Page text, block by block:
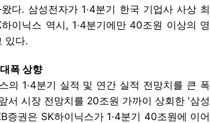
다. 삼성전자가 1·4분기 한국 기업사 사상 최
이닉스 역시, 1·4분기에만 40조원 이상의 영
있다.
폭 상향
의 1·4분기 실적 및 연간 실적 전망치를 큰 폭
서 시장 전망치를 20조원 가까이 상회한 '삼성
권은 SK하이닉스가 1·4분기 40조원에 이어